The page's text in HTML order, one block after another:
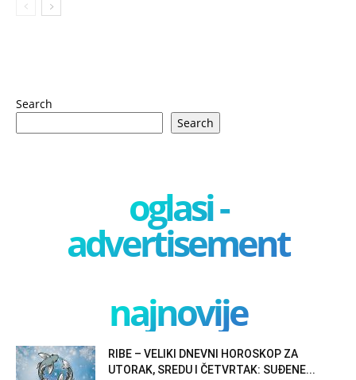
Search
Search
oglasi -
advertisement
najnovije
RIBE – VELIKI DNEVNI HOROSKOP ZA
UTORAK, SREDU I ČETVRTAK: SUĐENE...